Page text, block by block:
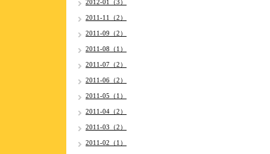
2012-01（3）
2011-11（2）
2011-09（2）
2011-08（1）
2011-07（2）
2011-06（2）
2011-05（1）
2011-04（2）
2011-03（2）
2011-02（1）